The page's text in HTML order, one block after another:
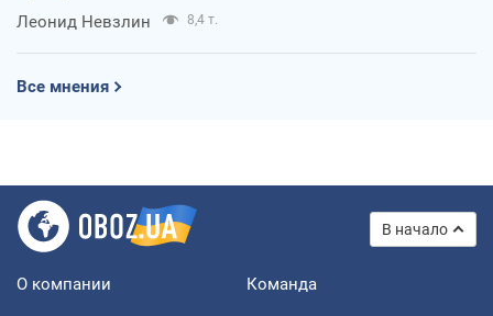
Леонид Невзлин 8,4 т.
Все мнения
В начало
О компании Команда